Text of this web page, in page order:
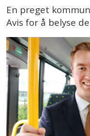
En preget
Avis for å belyse